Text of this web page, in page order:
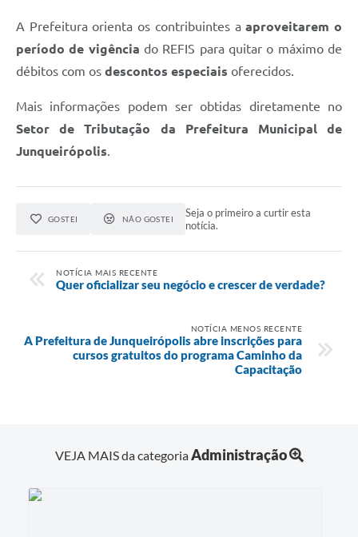
A Prefeitura orienta os contribuintes aaproveitarem o
período de vigência do REFIS para quitar o máximo de
débitos com os descontos especiais oferecidos.
Mais informações podem ser obtidas diretamente no
Setor de Tributação da Prefeitura Municipal de
Junqueirópolis
GOSTEI NÃO GOSTEI
Seja o primeiro a curtir esta
notícia.
NOTÍCIA MAIS RECENTE
Quer oficializar seu negócio e crescer de verdade?
NOTÍCIA MENOS RECENTE
A Prefeitura de Junqueirópolis abre inscrições para
cursos gratuitos do programa Caminho da
Capacitação
VEJA MAIS da categoriaAdministração